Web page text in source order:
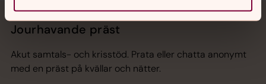
Jourhavande präst
Akut samtals- och krisstöd. Prata eller chatta anonymt
med en präst på kvällar och nätter.